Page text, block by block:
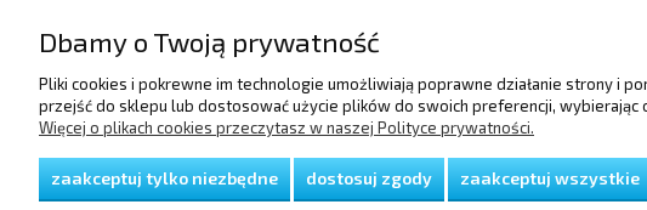
POMOC
Regulamin
DOSTAWA I PŁATNOŚCI
Raty/Leasing
Koszty dostawy
Czas realizacji zamówień
Dbamy o Twoją prywatność
Pliki cookies i pokrewne im technologie umożliwiają poprawne działanie strony i
przejść do sklepu lub dostosować użycie plików do swoich preferencji, wybierając
Więcej o plikach cookies przeczytasz w naszej Polityce prywatności.
zaakceptuj tylko niezbędne dostosuj zgody zaakceptuj wszystkie